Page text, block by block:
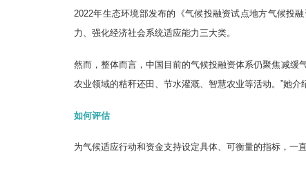
2022年生态环境部发布的《气候投融资试点地方气候投
力、强化经济社会系统适应能力三大类。
然而，整体而言，中国目前的气候投融资体系仍聚焦减缓
农业领域的秸秆还田、节水灌溉、智慧农业等活动。”她介
如何评估
为气候适应行动和资金支持设定具体、可衡量的指标，一